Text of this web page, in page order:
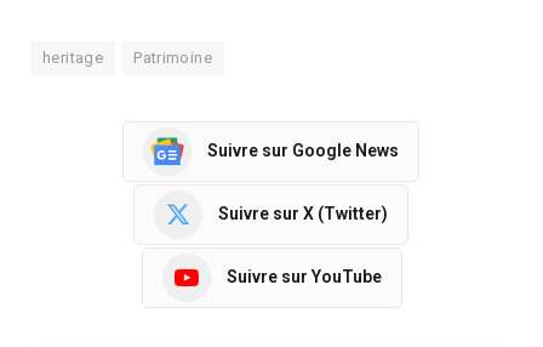
heritage Patrimoine
Suivre sur Google News
Suivre sur X (Twitter)
Suivre sur YouTube